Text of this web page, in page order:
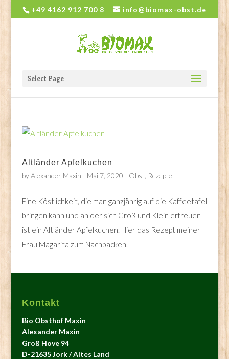
+49 4162 912 700 8 info@biomax-obst.de
Select Page
Altländer Apfelkuchen
byAlexander Maxin | Mai 7, 2020 | Obst Rezepte
Eine Köstlichkeit, die man ganzjährig auf die Kaffeetafel
bringen kann und an der sich Groß und Klein erfreuen
ist ein Altländer Apfelkuchen. Hier das Rezept meiner
Frau Magarita zum Nachbacken.
Kontakt
Bio Obsthof Maxin
Alexander Maxin
Groß Hove 94
D-21635 Jork / Altes Land